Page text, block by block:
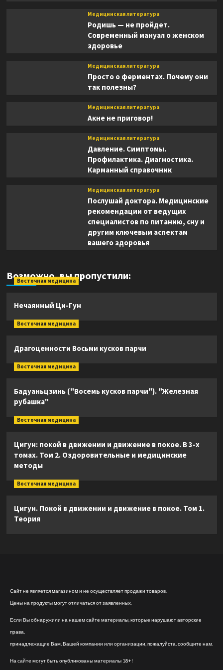
Медицинская литература
Родишь — не пройдет.
Современный мануал о женском
здоровье
Медицинская литература
Просто о ферментах. Почему они
так полезны?
Медицинская литература
Акне не приговор!
Медицинская литература
Давление. Симптомы.
Профилактика. Диагностика.
Карманный справочник
Медицинская литература
Послушай доктора. Медицинские
рекомендации от ведущих
специалистов по питанию, сну и
другим ключевым аспектам
вашего здоровья
Возможно, вы пропустили:
Восточная медицина
Нечаянный Ци-Гун
Восточная медицина
Драгоценности Восьми кусков парчи
Восточная медицина
Бадуаньцзинь ("Восемь кусков парчи"). "Железная
рубашка"
Восточная медицина
Цигун: покой в движении и движение в покое. В 3-х
томах. Том 2. Оздоровительные и медицинские
методы
Восточная медицина
Цигун. Покой в движении и движение в покое. Том 1.
Теория
Сайт не является магазином и не осуществляет продажи товаров.
Цены на продукты могут отличаться от заявленных.
Если Вы обнаружили на нашем сайте материалы, которые нарушают авторские
права,
принадлежащие Вам, Вашей компании или организации, пожалуйста, сообщите нам.
На сайте могут быть опубликованы материалы 18+!